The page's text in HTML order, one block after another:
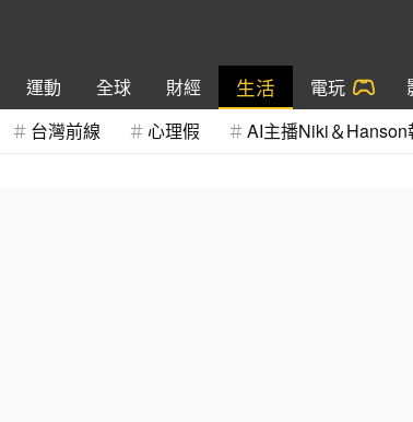
運動 全球 財經 生活 電玩
台灣前線 心理假 AI主播Niki＆Hanson